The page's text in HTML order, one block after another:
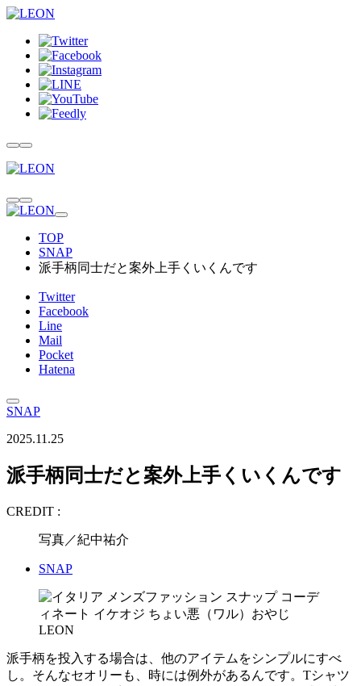
TOP
SNAP
派手柄同士だと案外上手くいくんです
Twitter
Facebook
Line
Mail
Pocket
Hatena
SNAP
2025.11.25
派手柄同士だと案外上手くいくんです
CREDIT :
写真／紀中祐介
SNAP
派手柄を投入する場合は、他のアイテムをシンプルにすべ
し。そんなセオリーも、時には例外があるんです。Tシャツ